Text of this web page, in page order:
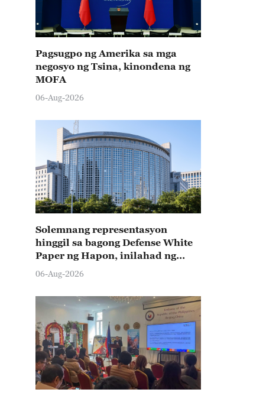
Pagsugpo ng Amerika sa mga
negosyo ng Tsina, kinondena ng
MOFA
06-Aug-2026
Solemnang representasyon
hinggil sa bagong Defense White
Paper ng Hapon, inilahad ng
Tsina
06-Aug-2026